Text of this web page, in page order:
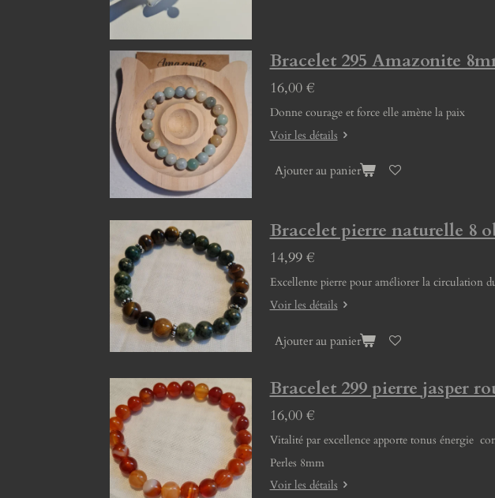
Bracelet 295 Amazonite
16,00 €
Donne courage et force elle amène la paix
Voir les détails
Ajouter au panier
Bracelet pierre naturelle 8
14,99 €
Excellente pierre pour améliorer la circulation
Voir les détails
Ajouter au panier
Bracelet 299 pierre jasper
16,00 €
Vitalité par excellence apporte tonus énergie
Perles 8mm
Voir les détails